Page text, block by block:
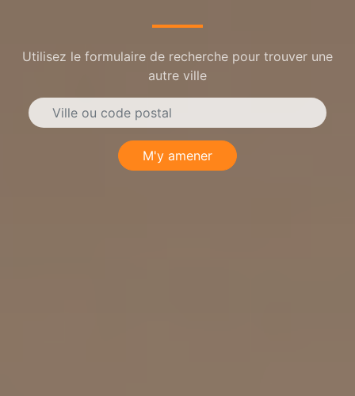
Utilisez le formulaire de recherche pour trouver une
autre ville
M'y amener